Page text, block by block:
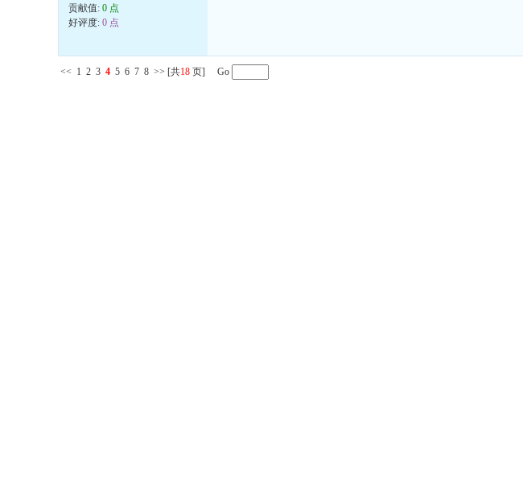
贡献值: 0 点
好评度: 0 点
<< 1 2 3 4 5 6 7 8 >> [共18 页] Go